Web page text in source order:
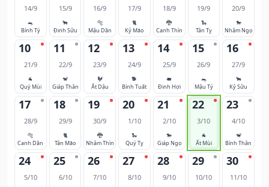
14/9
🐀
Bính Tý
15/9
🐂
Đinh Sửu
16/9
🐅
Mậu Dần
17/9
🐈
Kỷ Mão
18/9
🐉
Canh Thìn
19/9
🐍
Tân Tỵ
20/9
🐎
Nhâm Ngọ
10
21/9
🐐
Quý Mùi
11
22/9
🐒
Giáp Thân
12
23/9
🐓
Ất Dậu
13
24/9
🐕
Bính Tuất
14
25/9
🐖
Đinh Hợi
15
26/9
🐀
Mậu Tý
16
27/9
🐂
Kỷ Sửu
17
28/9
🐅
Canh Dần
18
29/9
🐈
Tân Mão
19
30/9
🐉
Nhâm Thìn
20
1/10
🐍
Quý Tỵ
21
2/10
🐎
Giáp Ngọ
22
3/10
🐐
Ất Mùi
23
4/10
🐒
Bính Thân
24
5/10
25
6/10
26
7/10
27
8/10
28
9/10
29
10/10
30
11/10